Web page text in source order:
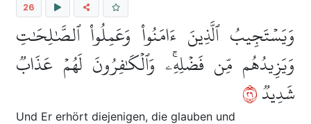
26
وَيَسۡتَجِيبُ ٱلَّذِينَ ءَامَنُواْ وَعَمِلُواْ ٱلصَّٰلِحَٰتِ
وَيَزِيدُهُم مِّن فَضۡلِهِۦۚ وَٱلۡكَٰفِرُونَ لَهُمۡ عَذَابٞ
شَدِيدٞ٦٢
Und Er erhört diejenigen, die glauben und